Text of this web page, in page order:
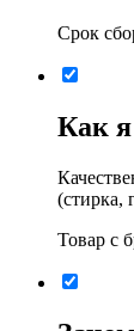
Срок
Как я
(стирка,
Товар с